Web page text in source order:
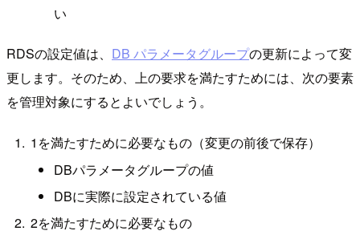
い
RDSの設定値は、 DB パラメータグループの更新によって変
更します。そのため、上の要求を満たすためには、次の要素
を管理対象にするとよいでしょう。
1を満たすために必要なもの（変更の前後で保存）
DBパラメータグループの値
DBに実際に設定されている値
2を満たすために必要なもの